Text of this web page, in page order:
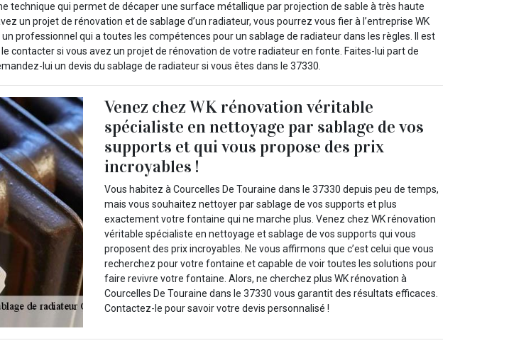
technique qui permet de décaper une surface métallique par projection de sable à très haute
un projet de rénovation et de sablage d’un radiateur, vous pourrez vous fier à l’entreprise WK
un professionnel qui a toutes les compétences pour un sablage de radiateur dans les règles. Il est
contacter si vous avez un projet de rénovation de votre radiateur en fonte. Faites-lui part de
lui un devis du sablage de radiateur si vous êtes dans le 37330.
Venez chez WK rénovation véritable
spécialiste en nettoyage par sablage de vos
supports et qui vous propose des prix
incroyables !
Vous habitez à Courcelles De Touraine dans le 37330 depuis peu de temps,
mais vous souhaitez nettoyer par sablage de vos supports et plus
exactement votre fontaine qui ne marche plus. Venez chez WK rénovation
véritable spécialiste en nettoyage et sablage de vos supports qui vous
proposent des prix incroyables. Ne vous affirmons que c’est celui que vous
recherchez pour votre fontaine et capable de voir toutes les solutions pour
faire revivre votre fontaine. Alors, ne cherchez plus WK rénovation à
Courcelles De Touraine dans le 37330 vous garantit des résultats efficaces.
Contactez-le pour savoir votre devis personnalisé !